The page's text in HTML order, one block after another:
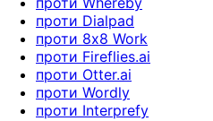
проти Dialpad
проти 8x8 Work
проти Fireflies.ai
проти Otter.ai
проти Wordly
проти Interprefy